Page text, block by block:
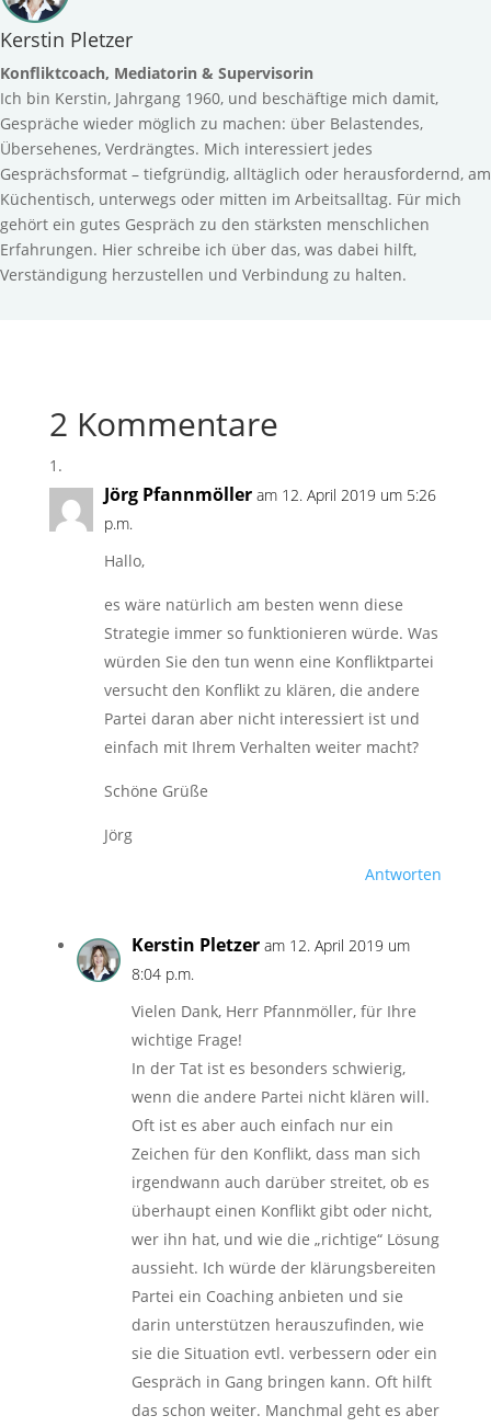
Kerstin Pletzer
Konfliktcoach, Mediatorin & Supervisorin
Ich bin Kerstin, Jahrgang 1960, und beschäftige mich damit,
Gespräche wieder möglich zu machen: über Belastendes,
Übersehenes, Verdrängtes. Mich interessiert jedes
Gesprächsformat – tiefgründig, alltäglich oder herausfordernd, am
Küchentisch, unterwegs oder mitten im Arbeitsalltag. Für mich
gehört ein gutes Gespräch zu den stärksten menschlichen
Erfahrungen. Hier schreibe ich über das, was dabei hilft,
Verständigung herzustellen und Verbindung zu halten.
2 Kommentare
Jörg Pfannmöller am 12. April 2019 um 5:26
p.m.
Hallo,
es wäre natürlich am besten wenn diese
Strategie immer so funktionieren würde. Was
würden Sie den tun wenn eine Konfliktpartei
versucht den Konflikt zu klären, die andere
Partei daran aber nicht interessiert ist und
einfach mit Ihrem Verhalten weiter macht?
Schöne Grüße
Jörg
Antworten
Kerstin Pletzer am 12. April 2019 um
8:04 p.m.
Vielen Dank, Herr Pfannmöller, für Ihre
wichtige Frage!
In der Tat ist es besonders schwierig,
wenn die andere Partei nicht klären will.
Oft ist es aber auch einfach nur ein
Zeichen für den Konflikt, dass man sich
irgendwann auch darüber streitet, ob es
überhaupt einen Konflikt gibt oder nicht,
wer ihn hat, und wie die „richtige“ Lösung
aussieht. Ich würde der klärungsbereiten
Partei ein Coaching anbieten und sie
darin unterstützen herauszufinden, wie
sie die Situation evtl. verbessern oder ein
Gespräch in Gang bringen kann. Oft hilft
das schon weiter. Manchmal geht es aber